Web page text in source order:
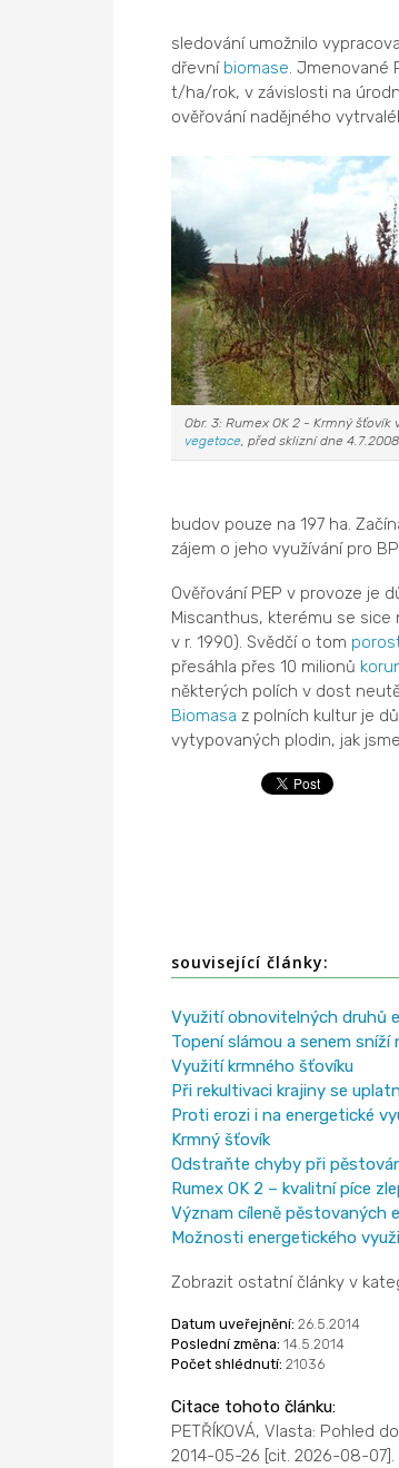
sledování umožnilo
dřevní biomase. Jmenované
t/ha/rok, v závislosti na
ověřování nadějného
Obr. 3: Rumex OK 2 - Krmný šťovík
vegetace, před sklizní dne 4.7.2008
budov pouze na 197 ha.
zájem o jeho využívání pro
Ověřování PEP v provoze je
Miscanthus, kterému se sice
v r. 1990). Svědčí o tom
přesáhla přes 10 milionů
některých polích v dost
Biomasa z polních kultur je
vytypovaných plodin, jak
související články:
Využití obnovitelných druhů
Topení slámou a senem sníží
Využití krmného šťovíku
Při rekultivaci krajiny se
Proti erozi i na energetické
Krmný šťovík
Odstraňte chyby při
Rumex OK 2 – kvalitní píce
Význam cíleně pěstovaných
Možnosti energetického
Zobrazit ostatní články v
Datum uveřejnění: 26.5.2014
Poslední změna: 14.5.2014
Počet shlédnutí: 21036
Citace tohoto článku:
PETŘÍKOVÁ, Vlasta: Pohled
2014-05-26 [cit. 2026-08-